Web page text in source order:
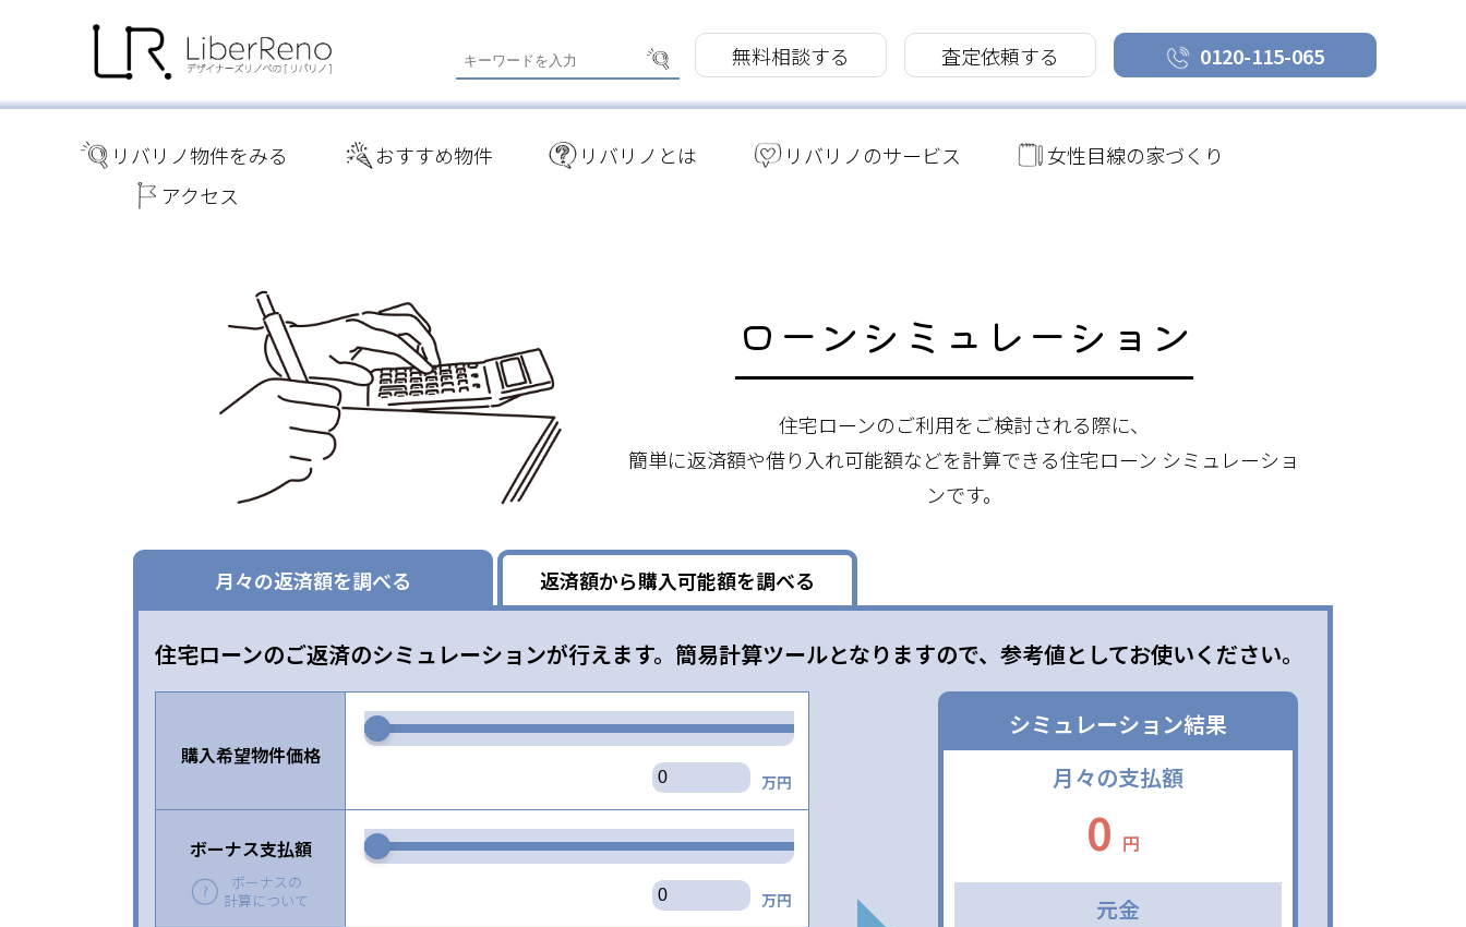
無料相談する 査定依頼する 0120-115-065
リバリノ物件をみる おすすめ物件 リバリノとは リバリノのサービス
女性目線の家づくり
アクセス
ローンシミュレーション
住宅ローンのご利用をご検討される際に、
簡単に返済額や借り入れ可能額などを計算できる住宅ローン シミュレーショ
ンです。
月々の返済額を調べる 返済額から購入可能額を調べる
住宅ローンのご返済のシミュレーションが行えます。簡易計算ツールとなりますので、参考値としてお使いください。
購入希望物件価格
万円
ボーナス支払額
ボーナスの
計算について
万円
シミュレーション結果
月々の支払額
0 円
元金